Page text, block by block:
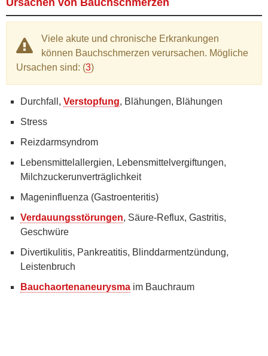
Viele akute und chronische Erkrankungen
können Bauchschmerzen verursachen. Mögliche
Ursachen sind: (3)
Durchfall, Verstopfung, Blähungen, Blähungen
Stress
Reizdarmsyndrom
Lebensmittelallergien, Lebensmittelvergiftungen,
Milchzuckerunverträglichkeit
Mageninfluenza (Gastroenteritis)
Verdauungsstörungen, Säure-Reflux, Gastritis,
Geschwüre
Divertikulitis, Pankreatitis, Blinddarmentzündung,
Leistenbruch
Bauchaortenaneurysma im Bauchraum